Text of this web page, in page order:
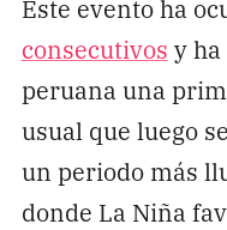
Este evento ha
consecutivos y
peruana una
usual que luego
un periodo más
donde La Niña